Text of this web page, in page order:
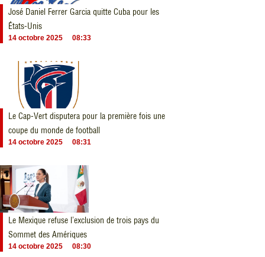
José Daniel Ferrer Garcia quitte Cuba pour les
États-Unis
14 octobre 2025 08:33
Le Cap-Vert disputera pour la première fois une
coupe du monde de football
14 octobre 2025 08:31
Le Mexique refuse l’exclusion de trois pays du
Sommet des Amériques
14 octobre 2025 08:30